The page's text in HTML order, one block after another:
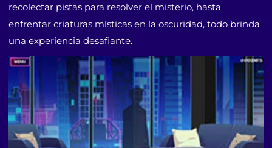
recolectar pistas para resolver el misterio, hasta
enfrentar criaturas místicas en la oscuridad, todo brinda
una experiencia desafiante.